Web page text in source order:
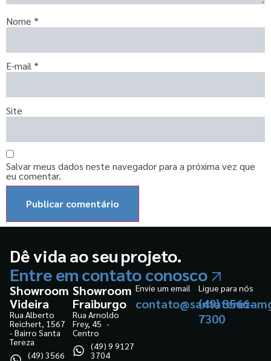
Nome *
E-mail *
Site
Salvar meus dados neste navegador para a próxima vez que
eu comentar.
Dê vida ao seu projeto.
Entre em contato conosco
Showroom
Videira
Rua Alberto
Reichert, 1567
- Bairro Santa
Tereza
(49) 3566
Showroom
Fraiburgo
Rua Arnoldo
Frey, 45 -
Centro
(49) 9 9127
3704
Envie um email Ligue para nós
(49) 3566-
7300